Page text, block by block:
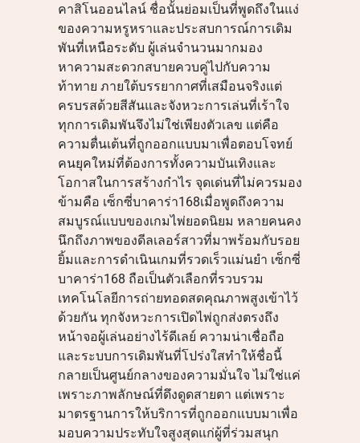
คาสิโนออนไลน์ ชื่อนั้นย่อมเป็นที่พูดถึงในแง่
ของความหรูหราและประสบการณ์การเดิม
พันที่เหนือระดับ ผู้เล่นจำนวนมากมอง
หาความสะดวกสบายควบคู่ไปกับความ
ท้าทาย ภายใต้บรรยากาศที่เสมือนจริงแต่
ครบรสด้วยสีสันและจังหวะการเล่นที่เร้าใจ
ทุกการเดิมพันจึงไม่ใช่เพียงตัวเลข แต่คือ
ความตื่นเต้นที่ถูกออกแบบมาเพื่อตอบโจทย์
คนยุคใหม่ที่ต้องการทั้งความบันเทิงและ
โอกาสในการสร้างกำไร จุดเด่นที่ไม่ควรมอง
ข้ามคือ เซ็กซี่บาคาร่า168เมื่อพูดถึงความ
สมบูรณ์แบบของเกมไพ่ยอดนิยม หลายคนคง
นึกถึงภาพของดีลเลอร์สาวที่มาพร้อมกับรอย
ยิ้มและการดำเนินเกมที่รวดเร็วแม่นยำ เซ็กซี่
บาคาร่า168 ถือเป็นตัวเลือกที่รวบรวม
เทคโนโลยีการถ่ายทอดสดคุณภาพสูงเข้าไว้
ด้วยกัน ทุกจังหวะการเปิดไพ่ถูกส่งตรงถึง
หน้าจอผู้เล่นอย่างไร้ดีเลย์ ความน่าเชื่อถือ
และระบบการเดิมพันที่โปร่งใสทำให้ชื่อนี้
กลายเป็นศูนย์กลางของความมั่นใจ ไม่ใช่แค่
เพราะภาพลักษณ์ที่ดึงดูดสายตา แต่เพราะ
มาตรฐานการให้บริการที่ถูกออกแบบมาเพื่อ
มอบความประทับใจสูงสุดแก่ผู้ที่ร่วมสนุก